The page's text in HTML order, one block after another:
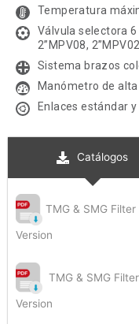
Temperatura
Válvula selectora
2”MPV08,
Sistema brazos
Manómetro de
Enlaces estándar
Catálogos
TMG & SMG
Version
TMG & SMG
Version
Water